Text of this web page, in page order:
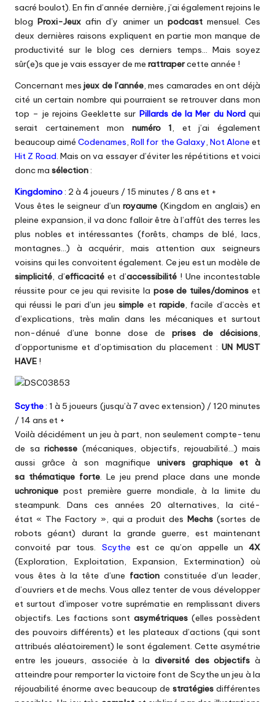
sacré boulot). En fin d’année dernière, j’ai également rejoins le
blogProxi-Jeux afin d’y animer un podcastmensuel. Ces
deux dernières raisons expliquent en partie mon manque de
productivité sur le blog ces derniers temps… Mais soyez
sûr(e)s que je vais essayer de me rattrapercette année !
Concernant mesjeux de l’année, mes camarades en ont déjà
cité un certain nombre qui pourraient se retrouver dans mon
top – je rejoins Geeklette sur Pillards de la Mer du Nordqui
serait certainement mon numéro 1, et j’ai également
beaucoup aiméCodenames,Roll for the Galaxy, Not Alone et
Hit Z Road. Mais on va essayer d’éviter les répétitions et voici
donc ma sélection:
Kingdomino: 2 à 4 joueurs / 15 minutes / 8 ans et +
Vous êtes le seigneur d’unroyaume (Kingdom en anglais) en
pleine expansion, il va donc falloir être à l’affût des terres les
plus nobles et intéressantes (forêts, champs de blé, lacs,
montagnes…) à acquérir, mais attention aux seigneurs
voisins qui les convoitent également. Ce jeu est un modèle de
simplicité, d’efficacité et d’accessibilité ! Une incontestable
réussite pour ce jeu qui revisite la pose de tuiles/dominos et
qui réussi le pari d’un jeusimple et rapide, facile d’accès et
d’explications, très malin dans les mécaniques et surtout
non-dénué d’une bonne dose de prises de décisions,
d’opportunisme et d’optimisation du placement : UN MUST
HAVE !
Scythe: 1 à 5 joueurs (jusqu’à 7 avec extension) / 120 minutes
/ 14 ans et +
Voilà décidément un jeu à part, non seulement compte-tenu
de sa richesse (mécaniques, objectifs, rejouabilité…) mais
aussi grâce à son magnifique univers graphique et à
sa thématique forte. Le jeu prend place dans une monde
uchronique post première guerre mondiale, à la limite du
steampunk. Dans ces années 20 alternatives, la cité-
état « The Factory », qui a produit desMechs (sortes de
robots géant) durant la grande guerre, est maintenant
convoité par tous. Scythe est ce qu’on appelle un4X
(Exploration, Exploitation, Expansion, Extermination) où
vous êtes à la tête d’une factionconstituée d’un leader,
d’ouvriers et de mechs. Vous allez tenter de vous développer
et surtout d’imposer votre suprématie en remplissant divers
objectifs. Les factions sont asymétriques (elles possèdent
des pouvoirs différents) et les plateaux d’actions (qui sont
attribués aléatoirement) le sont également. Cette asymétrie
entre les joueurs, associée à la diversité des objectifs à
atteindre pour remporter la victoire font de Scythe un jeu à la
réjouabilité énorme avec beaucoup de stratégies différentes